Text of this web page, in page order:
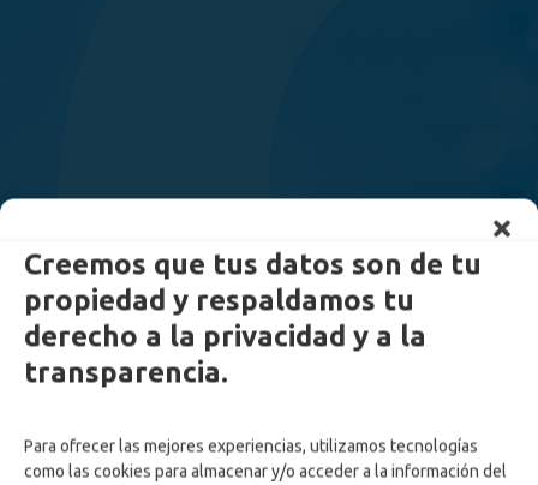
Creemos que tus datos son de tu
propiedad y respaldamos tu
derecho a la privacidad y a la
transparencia.
Para ofrecer las mejores experiencias, utilizamos tecnologías
como las cookies para almacenar y/o acceder a la información del